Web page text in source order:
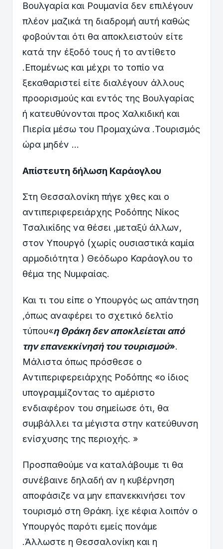
Βουλγαρία και Ρουμανία δεν επιλέγουν
πλέον μαζικά τη διαδρομή αυτή καθώς
φοβούνται ότι θα αποκλειστούν είτε
κατά την έξοδό τους ή το αντίθετο
.Επομένως και μέχρι το τοπίο να
ξεκαθαριστεί είτε διαλέγουν άλλους
προορισμούς και εντός της Βουλγαρίας
ή κατευθύνονται προς Χαλκιδική και
Πιερία μέσω του Προμαχώνα .Τουρισμός
ώρα μηδέν …
Απίστευτη δήλωση Καράογλου
Στη Θεσσαλονίκη πήγε χθες και ο
αντιπεριφερειάρχης Ροδόπης Νίκος
Τσαλικίδης να θέσει ,μεταξύ άλλων,
στον Υπουργό (χωρίς ουσιαστικά καμία
αρμοδιότητα ) Θεόδωρο Καράογλου το
θέμα της Νυμφαίας.
Και τι του είπε ο Υπουργός ως απάντηση
,όπως αναφέρει το σχετικό δελτίο
τύπου«η Θράκη δεν αποκλείεται από
την επανεκκίνησή του τουρισμού».
Μάλιστα όπως πρόσθεσε ο
Αντιπεριφερειάρχης Ροδόπης «ο ίδιος
υπογραμμίζοντας το αμέριστο
ενδιαφέρον του σημείωσε ότι, θα
συμβάλλει τα μέγιστα στην κατεύθυνση
ενίσχυσης της περιοχής. »
Προσπαθούμε να καταλάβουμε τι θα
συνέβαινε δηλαδή αν η κυβέρνηση
αποφάσιζε να μην επανεκκινήσει τον
τουρισμό στη Θράκη. ίχε κέφια λοιπόν ο
Υπουργός παρότι εμείς πονάμε
.Άλλωστε η Θεσσαλονίκη και η